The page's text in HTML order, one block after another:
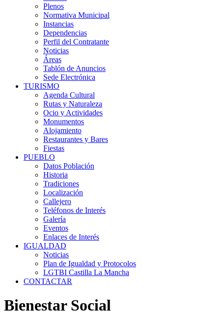
Plenos
Normativa Municipal
Instancias
Dependencias
Perfil del Contratante
Noticias
Áreas
Tablón de Anuncios
Sede Electrónica
TURISMO
Agenda Cultural
Rutas y Naturaleza
Ocio y Actividades
Monumentos
Alojamiento
Restaurantes y Bares
Fiestas
PUEBLO
Datos Población
Historia
Tradiciones
Localización
Callejero
Teléfonos de Interés
Galería
Eventos
Enlaces de Interés
IGUALDAD
Noticias
Plan de Igualdad y Protocolos
LGTBI Castilla La Mancha
CONTACTAR
Bienestar Social